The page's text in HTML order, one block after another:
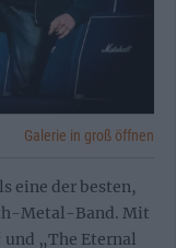
Galerie in groß öffnen
eine der besten,
Metal-Band. Mit
und „The Eternal